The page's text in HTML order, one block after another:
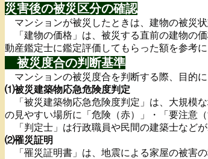
災害後の被災区分の確認
マンションが被災したときは、建物の被災
「建物の価格」は、被災する直前の建物の
動産鑑定士に鑑定評価してもらった額を参考
被災度合の判断基準
マンションの被災度合を判断する際、目的に
⑴被災建築物応急危険度判定
「被災建築物応急危険度判定」は、大規模
の見やすい場所に「危険（赤）」・「要注意
「判定士」は行政職員や民間の建築士などが
⑵罹災証明
「罹災証明書」は、地震による家屋の被害